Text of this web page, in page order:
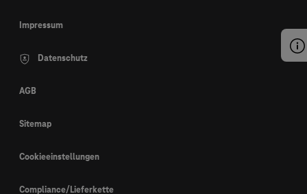
Impressum
Datenschutz
AGB
Sitemap
Cookieeinstellungen
Compliance/Lieferkette